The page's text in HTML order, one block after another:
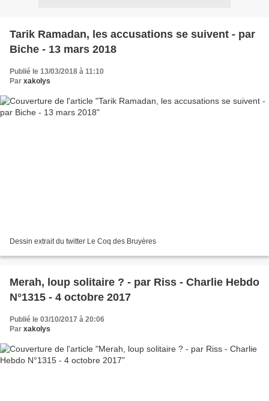
Tarik Ramadan, les accusations se suivent - par
Biche - 13 mars 2018
Publié le 13/03/2018 à 11:10
Par xakolys
Dessin extrait du twitter Le Coq des Bruyères
Merah, loup solitaire ? - par Riss - Charlie Hebdo
N°1315 - 4 octobre 2017
Publié le 03/10/2017 à 20:06
Par xakolys